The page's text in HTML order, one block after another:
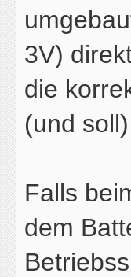
3V)
die
(und
Falls
dem